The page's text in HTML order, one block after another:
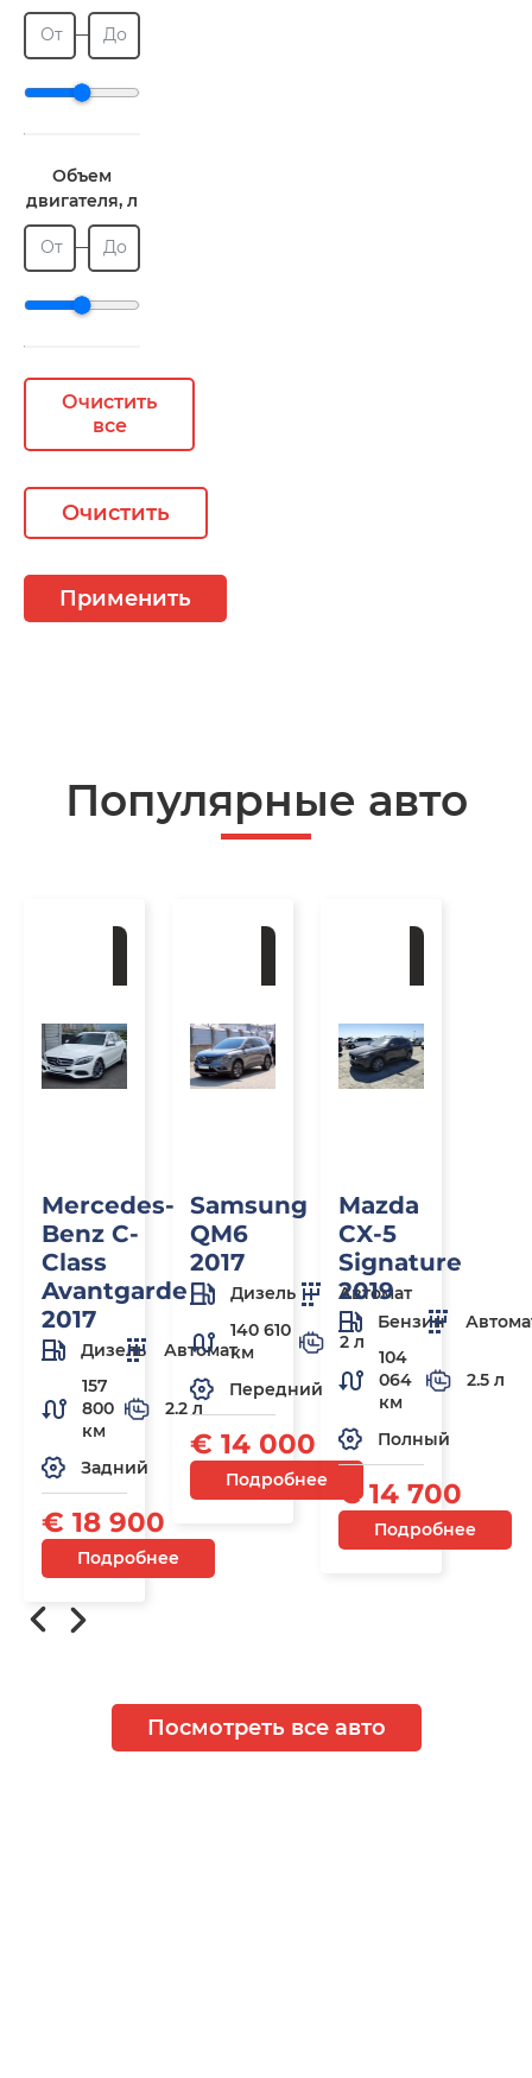
От До
Объем
двигателя, л
От До
Очистить
все
Очистить
Применить
Популярные авто
Mercedes-
Benz C-
Class
Avantgarde
2017
Дизель
Автомат
157
800
км
2.2 л
Задний
€ 18 900
Подробнее
Samsung
QM6
2017
Дизель
Автомат
140 610
км
2 л
Передний
€ 14 000
Подробнее
Mazda
CX-5
Signature
2019
Бензин
104
064
км
2.5 л
Полный
€ 14 700
Подробнее
Посмотреть все авто